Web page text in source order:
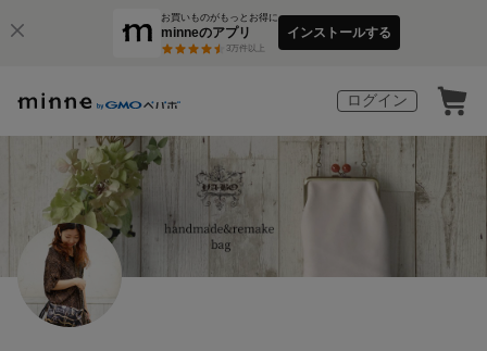
お買いものがもっとお得に
minneのアプリ
3万件以上
インストールする
ログイン